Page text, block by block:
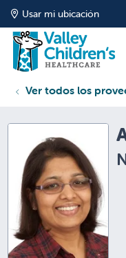
Usar mi ubicación
Ver todos los